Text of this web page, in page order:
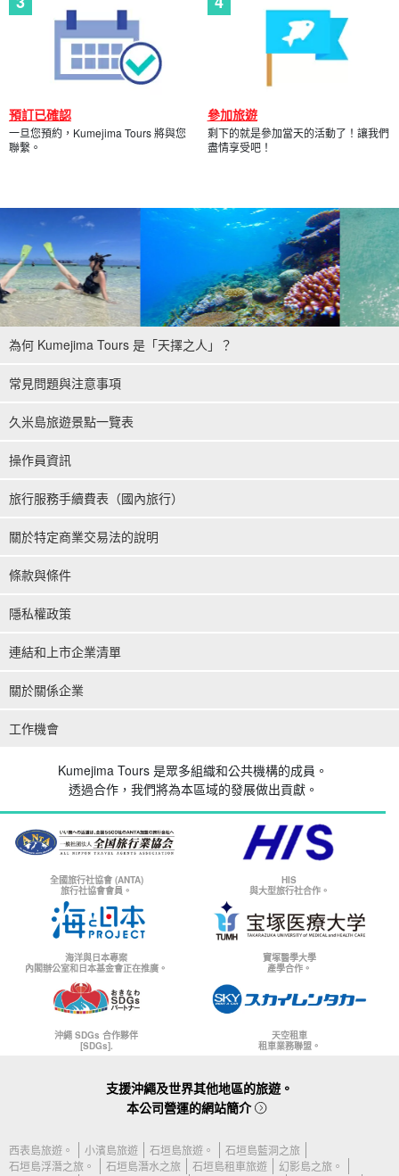
預訂已確認
一旦您預約，Kumejima Tours 將與您
聯繫。
參加旅遊
剩下的就是參加當天的活動了！讓我們
盡情享受吧！
為何 Kumejima Tours 是「天擇之人」？
常見問題與注意事項
久米島旅遊景點一覽表
操作員資訊
旅行服務手續費表（國內旅行）
關於特定商業交易法的說明
條款與條件
隱私權政策
連結和上市企業清單
關於關係企業
工作機會
Kumejima Tours 是眾多組織和公共機構的成員。
透過合作，我們將為本區域的發展做出貢獻。
全國旅行社協會 (ANTA)
旅行社協會會員。
HIS
與大型旅行社合作。
海洋與日本專案
內閣辦公室和日本基金會正在推廣。
寶塚醫學大學
產學合作。
沖繩 SDGs 合作夥伴
[SDGs].
天空租車
租車業務聯盟。
支援沖繩及世界其他地區的旅遊。
本公司營運的網站簡介
西表島旅遊。 小濱島旅遊 石垣島旅遊。
石垣島藍洞之旅
石垣島浮潛之旅。
石垣島潛水之旅 石垣島租車旅遊
幻影島之旅。